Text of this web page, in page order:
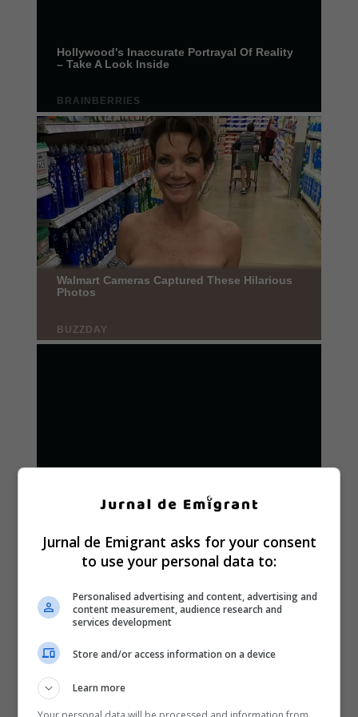
Jurnal de Emigrant asks for your consent
to use your personal data to:
Personalised advertising and content, advertising and
content measurement, audience research and
services development
Store and/or access information on a device
Learn more